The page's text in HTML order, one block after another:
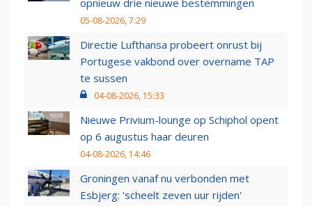
opnieuw drie nieuwe bestemmingen
05-08-2026, 7:29
Directie Lufthansa probeert onrust bij
Portugese vakbond over overname TAP
te sussen
04-08-2026, 15:33
Nieuwe Privium-lounge op Schiphol opent
op 6 augustus haar deuren
04-08-2026, 14:46
Groningen vanaf nu verbonden met
Esbjerg: 'scheelt zeven uur rijden'